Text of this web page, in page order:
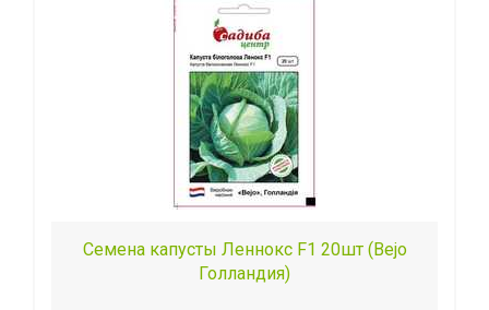
Семена капусты Леннокс F1 20шт (Веjо
Голландия)